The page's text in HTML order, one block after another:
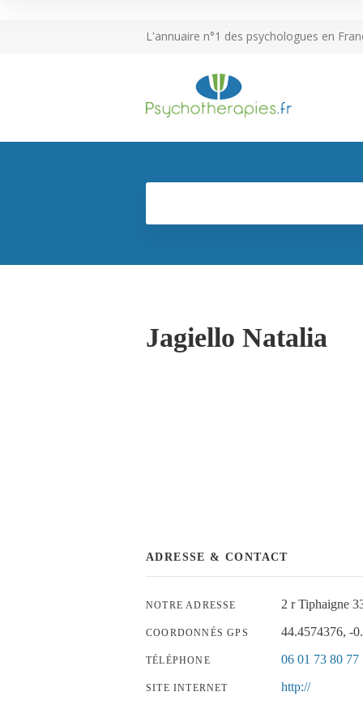
L'annuaire n°1 des psychologues en
Jagiello Natalia
ADRESSE & CONTACT
NOTRE ADRESSE 2 r Tiphaigne
COORDONNÉS GPS 44.4574376, -
TÉLÉPHONE 06 01 73 80 77
SITE INTERNET http://